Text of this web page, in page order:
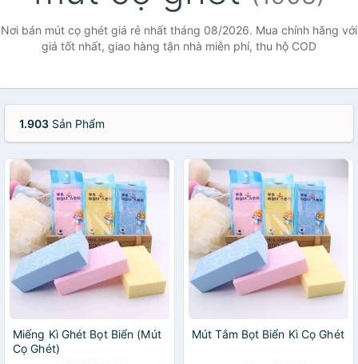
Waterproof
Mascara
The Face
Nơi bán mút cọ ghét giá rẻ nhất tháng 08/2026. Mua chính hãng với
giá tốt nhất, giao hàng tận nhà miễn phí, thu hộ COD
1.903 Sản Phẩm
Miếng Kì Ghét Bọt Biển (Mút
Cọ Ghét)
Mút Tắm Bọt Biển Kì Cọ Ghét